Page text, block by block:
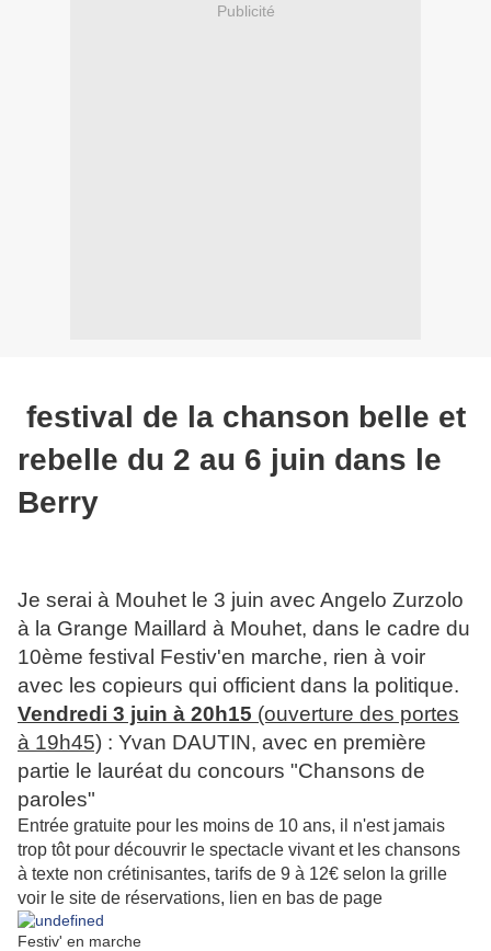
Publicité
festival de la chanson belle et
rebelle du 2 au 6 juin dans le
Berry
Je serai à Mouhet le 3 juin avec Angelo Zurzolo
à la Grange Maillard à Mouhet, dans le cadre du
10ème festival Festiv'en marche, rien à voir
avec les copieurs qui officient dans la politique.
Vendredi 3 juin à 20h15 (ouverture des portes
à 19h45) : Yvan DAUTIN, avec en première
partie le lauréat du concours "Chansons de
paroles"
Entrée gratuite pour les moins de 10 ans, il n'est jamais
trop tôt pour découvrir le spectacle vivant et les chansons
à texte non crétinisantes, tarifs de 9 à 12€ selon la grille
voir le site de réservations, lien en bas de page
Festiv' en marche